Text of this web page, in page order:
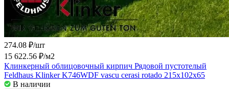
274.08 ₽/шт
15 622.56 ₽/м2
Клинкерный облицовочный кирпич Рядовой пустотелый
Feldhaus Klinker K746WDF vascu cerasi rotado 215x102x65
В наличии